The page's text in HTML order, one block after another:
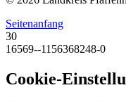
Seitenanfang
30
16569--1156368248-0
Cookie-